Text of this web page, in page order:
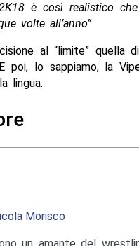
2K18 è così realistico
volte all’anno”
al “limite” quella
poi, lo sappiamo, la
lingua.
Morisco